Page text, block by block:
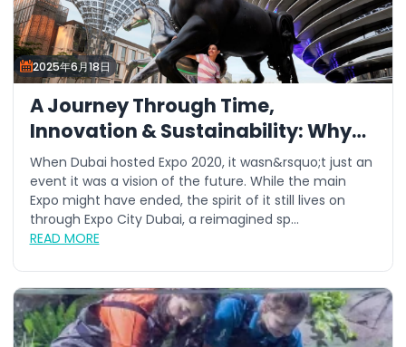
2025年6月18日
A Journey Through Time,
Innovation & Sustainability: Why
This Summer is the Best Time to
Visit Expo City Dubai
When Dubai hosted Expo 2020, it wasn&rsquo;t just an
event it was a vision of the future. While the main
Expo might have ended, the spirit of it still lives on
through Expo City Dubai, a reimagined sp...
READ MORE